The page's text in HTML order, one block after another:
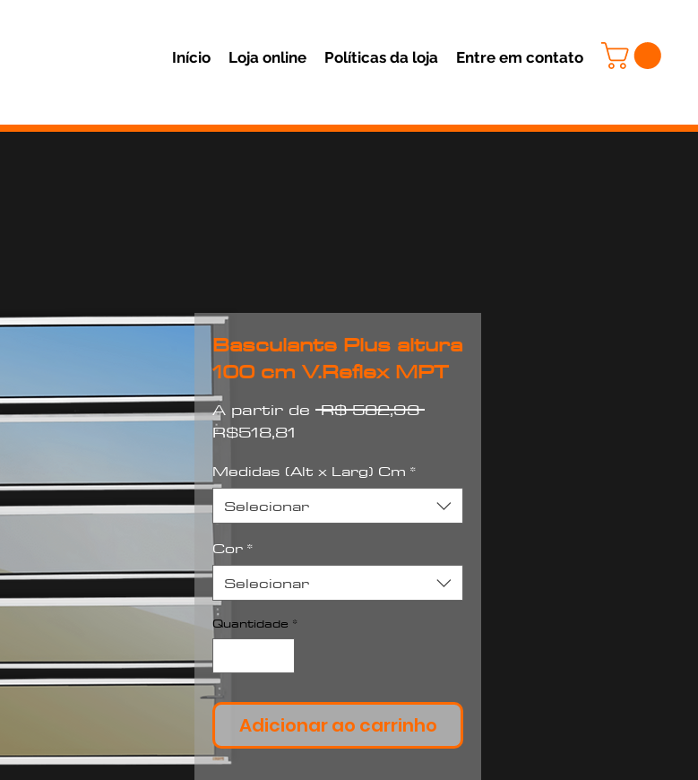
Início Loja online Políticas da loja Entre em contato
Basculante Plus altura
100 cm V.Reflex MPT
A partir de R$ 582,93 Preço
R$518,81
Medidas (Alt x Larg) Cm *
Selecionar
Cor*
Selecionar
Quantidade *
Adicionar ao carrinho